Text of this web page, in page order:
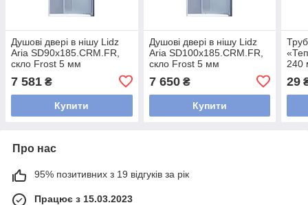
Душові двері в нішу Lidz
Aria SD90x185.CRM.FR,
скло Frost 5 мм
7 581 ₴
Купити
Душові двері в нішу Lidz
Aria SD100x185.CRM.FR,
скло Frost 5 мм
7 650₴
Купити
240
29
Про нас
95% позитивних з 19 відгуків за рік
Працює з 15.03.2023